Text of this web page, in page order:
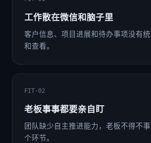
工作散在微信和脑子里
客户信息、项目进展和待办事项没有
和查看。
FIT·02
老板事事都要亲自盯
团队缺少自主推进能力，老板不得不
个环节。